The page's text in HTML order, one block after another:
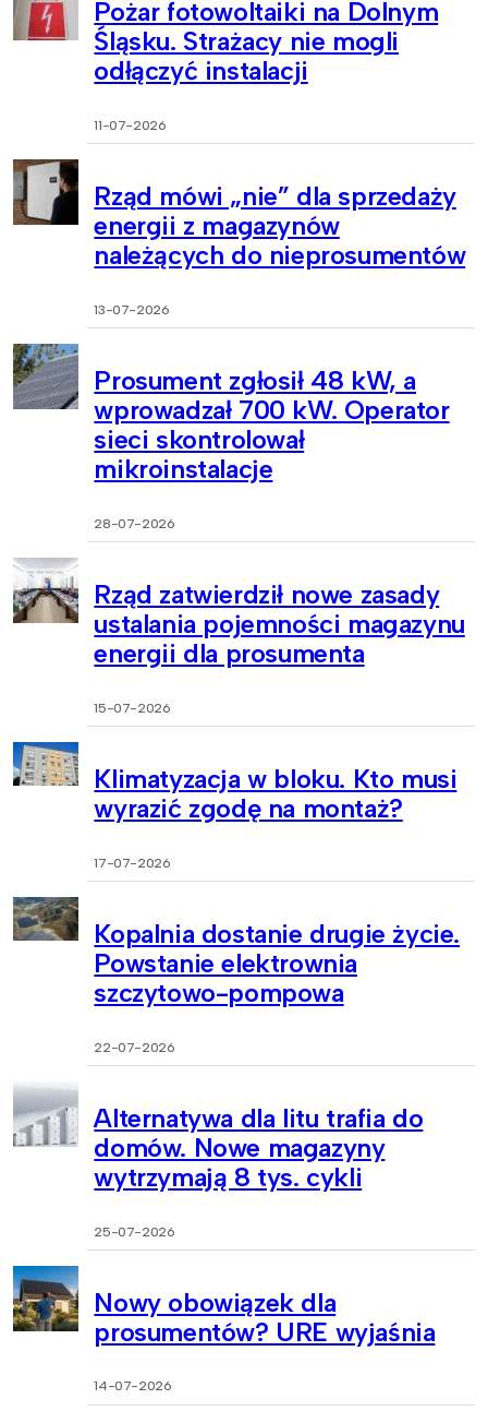
Pożar fotowoltaiki na Dolnym
Śląsku. Strażacy nie mogli
odłączyć instalacji
11-07-2026
Rząd mówi „nie” dla sprzedaży
energii z magazynów
należących do nieprosumentów
13-07-2026
Prosument zgłosił 48 kW, a
wprowadzał 700 kW. Operator
sieci skontrolował
mikroinstalacje
28-07-2026
Rząd zatwierdził nowe zasady
ustalania pojemności magazynu
energii dla prosumenta
15-07-2026
Klimatyzacja w bloku. Kto musi
wyrazić zgodę na montaż?
17-07-2026
Kopalnia dostanie drugie życie.
Powstanie elektrownia
szczytowo-pompowa
22-07-2026
Alternatywa dla litu trafia do
domów. Nowe magazyny
wytrzymają 8 tys. cykli
25-07-2026
Nowy obowiązek dla
prosumentów? URE wyjaśnia
14-07-2026